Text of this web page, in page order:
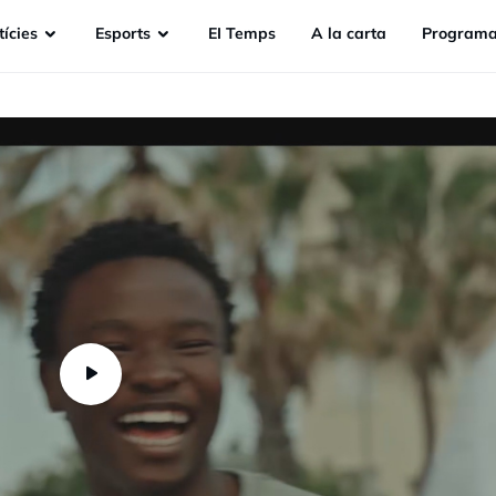
Esports EI Temps A la carta